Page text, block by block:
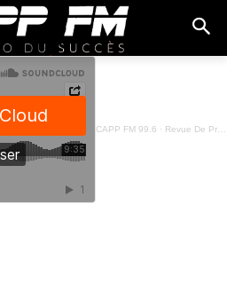
CAPP FM 99.6 · Revue De Presse Français - 23 Octobre 2024